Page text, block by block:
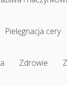
Pielęgnacja cery
Zdrowie